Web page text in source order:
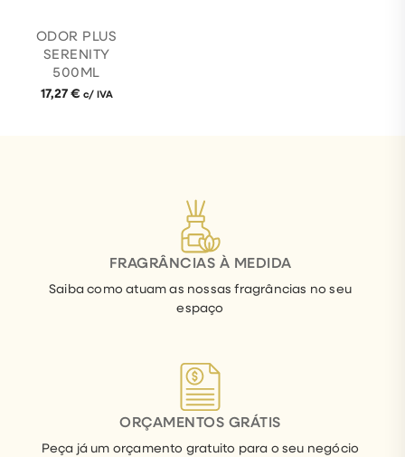
ODOR PLUS
SERENITY
500ML
17,27€ c/ IVA
FRAGRÂNCIAS À MEDIDA
Saiba como atuam as nossas fragrâncias no seu
espaço
ORÇAMENTOS GRÁTIS
Peça já um orçamento gratuito para o seu negócio